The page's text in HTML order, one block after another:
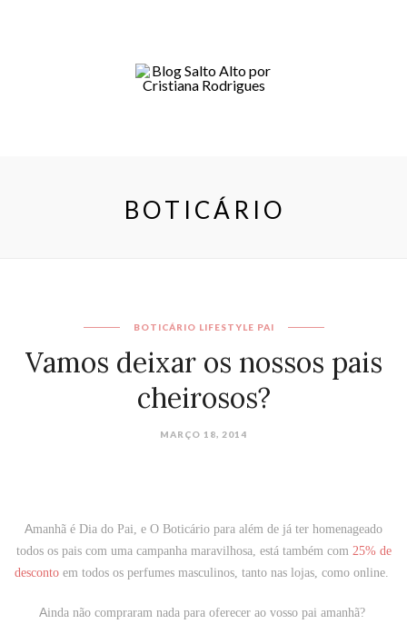
BOTICÁRIO
BOTICÁRIO LIFESTYLE PAI
Vamos deixar os nossos pais
cheirosos?
MARÇO 18, 2014
Amanhã é Dia do Pai, e O Boticário para além de já ter homenageado
todos os pais com uma campanha maravilhosa, está também com 25% de
desconto em todos os perfumes masculinos, tanto nas lojas, como online.
Ainda não compraram nada para oferecer ao vosso pai amanhã?